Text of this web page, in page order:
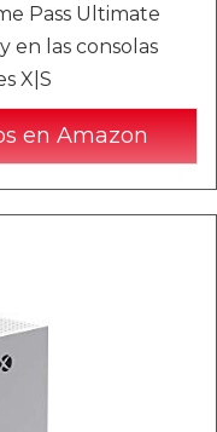
Pass Ultimate
en las consolas
X|S
en Amazon